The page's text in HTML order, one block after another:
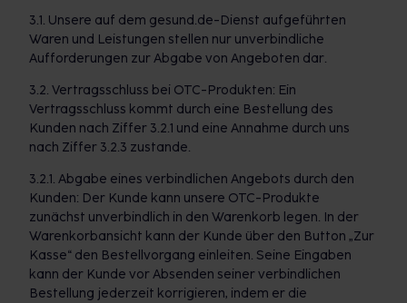
3.1. Unsere auf dem gesund.de-Dienst aufgeführten
Waren und Leistungen stellen nur unverbindliche
Aufforderungen zur Abgabe von Angeboten dar.
3.2. Vertragsschluss bei OTC-Produkten: Ein
Vertragsschluss kommt durch eine Bestellung des
Kunden nach Ziffer 3.2.1 und eine Annahme durch uns
nach Ziffer 3.2.3 zustande.
3.2.1. Abgabe eines verbindlichen Angebots durch den
Kunden: Der Kunde kann unsere OTC-Produkte
zunächst unverbindlich in den Warenkorb legen. In der
Warenkorbansicht kann der Kunde über den Button „Zur
Kasse“ den Bestellvorgang einleiten. Seine Eingaben
kann der Kunde vor Absenden seiner verbindlichen
Bestellung jederzeit korrigieren, indem er die